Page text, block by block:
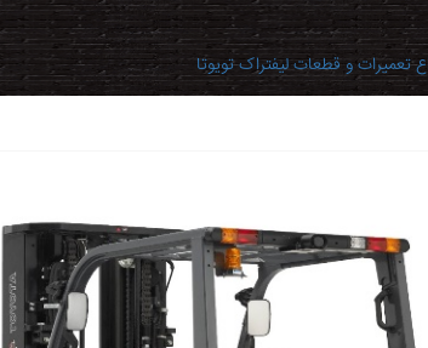
تعمیرات و قطعات لیفتراک تویوتا